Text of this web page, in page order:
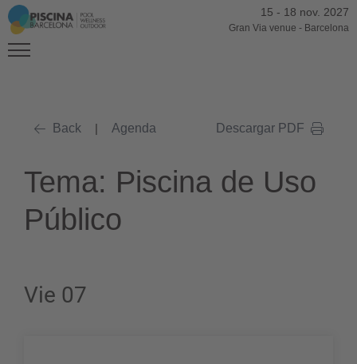
15 - 18 nov. 2027
Gran Via venue - Barcelona
Back | Agenda Descargar PDF
Tema: Piscina de Uso
Público
Vie 07